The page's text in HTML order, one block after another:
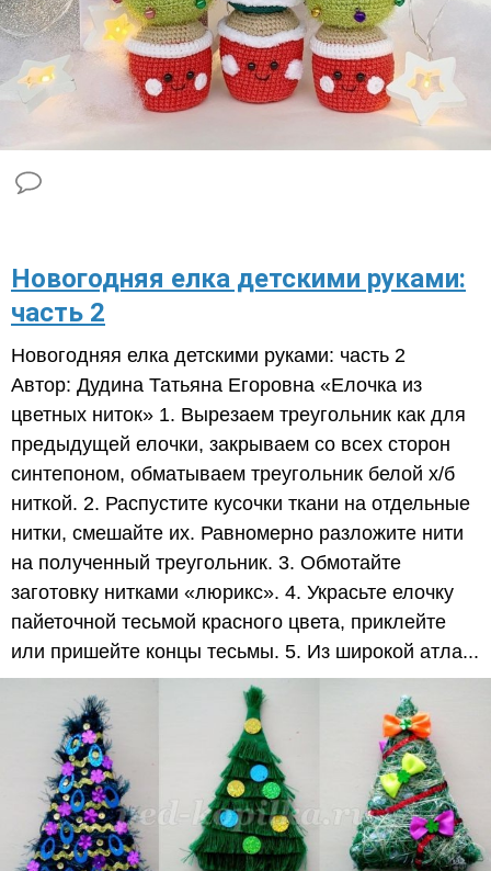
Новогодняя елка детскими руками:
часть 2
Новогодняя елка детскими руками: часть 2
Автор: Дудина Татьяна Егоровна «Елочка из
цветных ниток» 1. Вырезаем треугольник как для
предыдущей елочки, закрываем со всех сторон
синтепоном, обматываем треугольник белой х/б
ниткой. 2. Распустите кусочки ткани на отдельные
нитки, смешайте их. Равномерно разложите нити
на полученный треугольник. 3. Обмотайте
заготовку нитками «люрикс». 4. Украсьте елочку
пайеточной тесьмой красного цвета, приклейте
или пришейте концы тесьмы. 5. Из широкой атла...